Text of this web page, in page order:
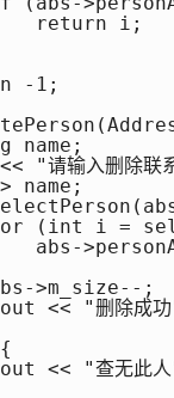
i;
-1;
输入删除联
=
;
"删除成功"
"查无此人"